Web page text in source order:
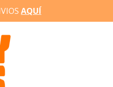
AQUÍ